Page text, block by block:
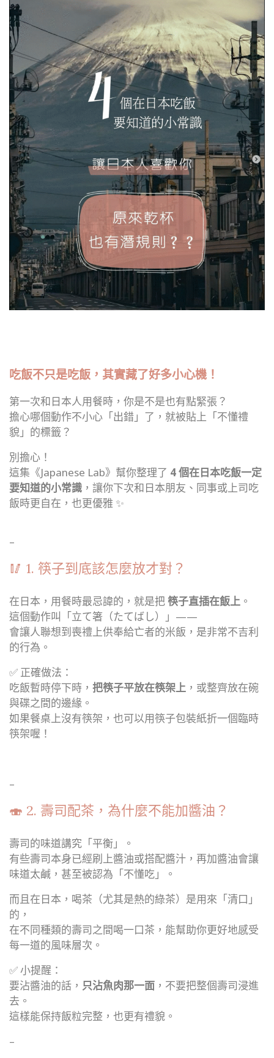
吃飯不只是吃飯，其實藏了好多小心機！
第一次和日本人用餐時，你是不是也有點緊張？
擔心哪個動作不小心「出錯」了，就被貼上「不懂禮
貌」的標籤？
別擔心！
這集《Japanese Lab》幫你整理了 4 個在日本吃飯一定
要知道的小常識 ，讓你下次和日本朋友、同事或上司吃
飯時更自在，也更優雅 ✨
–
🥢 1. 筷子到底該怎麼放才對？
在日本，用餐時最忌諱的，就是把 筷子直插在飯上 。
這個動作叫「立て箸（たてばし）」——
會讓人聯想到喪禮上供奉給亡者的米飯，是非常不吉利
的行為。
✅ 正確做法：
吃飯暫時停下時， 把筷子平放在筷架上 ，或整齊放在碗
與碟之間的邊緣。
如果餐桌上沒有筷架，也可以用筷子包裝紙折一個臨時
筷架喔！
–
🍣 2. 壽司配茶，為什麼不能加醬油？
壽司的味道講究「平衡」。
有些壽司本身已經刷上醬油或搭配醬汁，再加醬油會讓
味道太鹹，甚至被認為「不懂吃」。
而且在日本，喝茶（尤其是熱的綠茶）是用來「清口」
的，
在不同種類的壽司之間喝一口茶，能幫助你更好地感受
每一道的風味層次。
✅ 小提醒：
要沾醬油的話， 只沾魚肉那一面 ，不要把整個壽司浸進
去。
這樣能保持飯粒完整，也更有禮貌。
–